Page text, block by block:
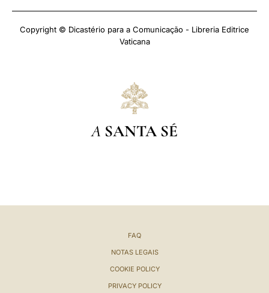
Copyright © Dicastério para a Comunicação - Libreria Editrice
Vaticana
A SANTA SÉ
FAQ
NOTAS LEGAIS
COOKIE POLICY
PRIVACY POLICY